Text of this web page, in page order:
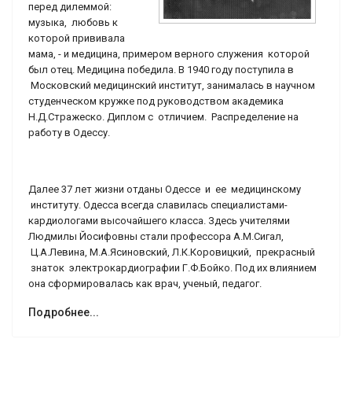
перед дилеммой:
музыка, любовь к
которой прививала
мама, - и медицина, примером верного служения которой
был отец. Медицина победила. В 1940 году поступила в
Московский медицинский институт, занималась в научном
студенческом кружке под руководством академика
Н.Д.Стражеско. Диплом с отличием. Распределение на
работу в Одессу.
Далее 37 лет жизни отданы Одессе и ее медицинскому
институту. Одесса всегда славилась специалистами-
кардиологами высочайшего класса. Здесь учителями
Людмилы Йосифовны стали профессора А.М.Сигал,
Ц.А.Левина, М.А.Ясиновский, Л.К.Коровицкий, прекрасный
знаток электрокардиографии Г.Ф.Бойко. Под их влиянием
она сформировалась как врач, ученый, педагог.
Подробнее...